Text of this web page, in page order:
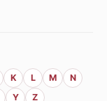
K L M
N
Y Z